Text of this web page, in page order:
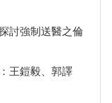
討強制送醫之倫
王鎧毅、郭譯